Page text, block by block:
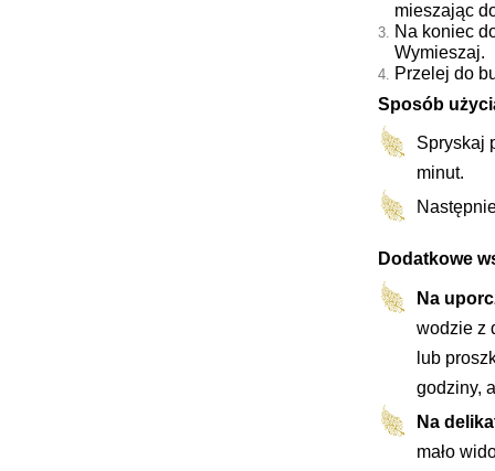
mieszając
Na koniec
Wymieszaj.
Przelej do
Sposób
Spryskaj
minut.
Dodatkowe
Na
wodzie z
lub
godziny,
Na
mało